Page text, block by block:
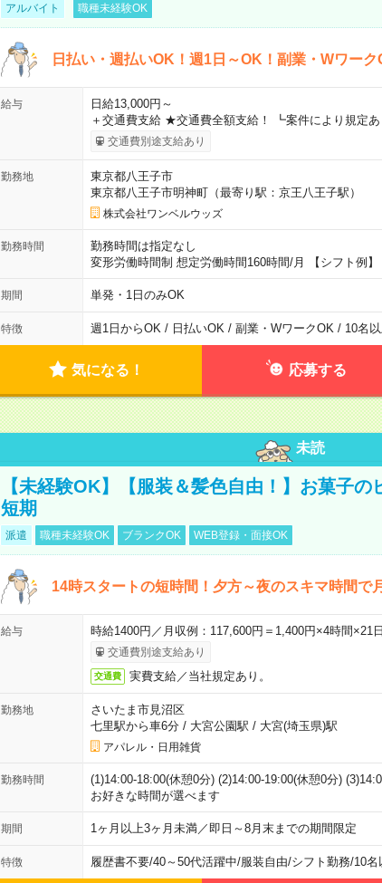
アルバイト 職種未経験OK
日払い・週払いOK！週1日～OK！副業・Wワーク
給与
日給13,000円～
＋交通費支給 ★交通費全額支給！ ┗案件により規定
交通費別途支給あり
勤務地
東京都八王子市
東京都八王子市明神町（最寄り駅：京王八王子駅）
株式会社ワンベルウッズ
勤務時間
勤務時間は指定なし
変形労働時間制 想定労働時間160時間/月 【シフト例
期間 単発・1日のみOK
特徴 週1日からOK / 日払いOK / 副業・WワークOK / 10名
気になる！ 応募する
未読
【未経験OK】【服装＆髪色自由！】お菓子の
短期
派遣 職種未経験OK ブランクOK WEB登録・面接OK
14時スタートの短時間！夕方～夜のスキマ時間で
給与 時給1400円／月収例：117,600円＝1,400円×4時間×21
交通費別途支給あり
交通費 実費支給／当社規定あり。
勤務地
さいたま市見沼区
七里駅から車6分/ 大宮公園駅 / 大宮(埼玉県)駅
アパレル・日用雑貨
勤務時間
(1)14:00-18:00(休憩0分) (2)14:00-19:00(休憩0分)
お好きな時間が選べます
期間 1ヶ月以上3ヶ月未満／即日～8月末までの期間限定
特徴 履歴書不要/40～50代活躍中/服装自由/シフト勤務/10名